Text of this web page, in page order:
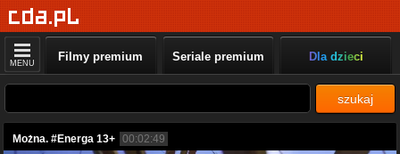
MENU Filmy premium Seriale premium Dla dzieci
szukaj
Można. #Energa 13+ 00:02:49